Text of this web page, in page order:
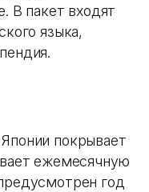
В пакет входят
языка,
покрывает
ежемесячную
год